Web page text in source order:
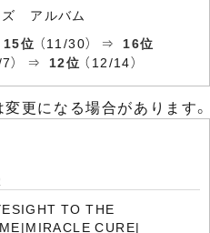
アルバム
15位 （11/30） ⇒16位
7） ⇒ 12位 （12/14）
更になる場合があります。
TO THE
CURE|